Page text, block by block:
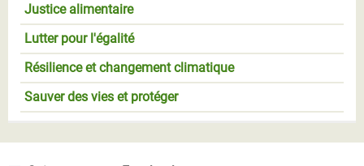
Justice alimentaire
Lutter pour l'égalité
Résilience et changement climatique
Sauver des vies et protéger